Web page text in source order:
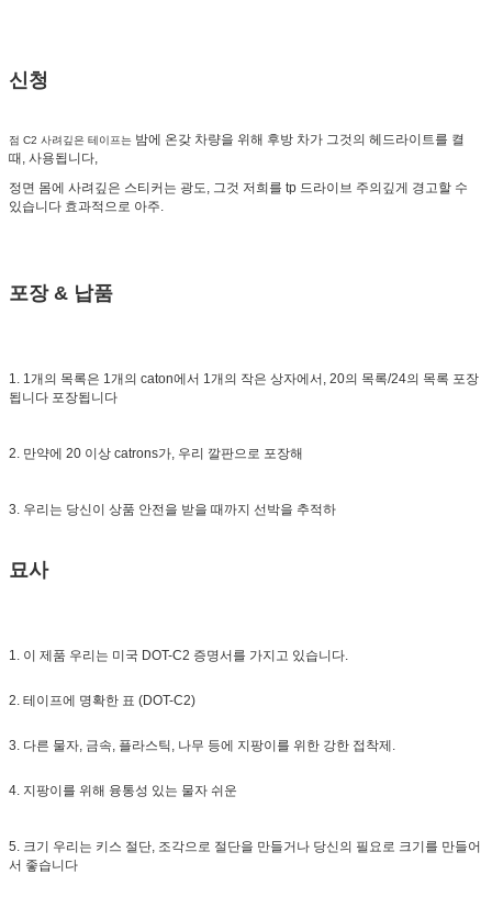
신청
점 C2 사려깊은 테이프는 밤에 온갖 차량을 위해 후방 차가 그것의 헤드라이트를 켤
때, 사용됩니다,
정면 몸에 사려깊은 스티커는 광도, 그것 저희를 tp 드라이브 주의깊게 경고할 수
있습니다 효과적으로 아주.
포장 & 납품
1. 1개의 목록은 1개의 caton에서 1개의 작은 상자에서, 20의 목록/24의 목록 포장
됩니다 포장됩니다
2. 만약에 20 이상 catrons가, 우리 깔판으로 포장해
3. 우리는 당신이 상품 안전을 받을 때까지 선박을 추적하
묘사
1. 이 제품 우리는 미국 DOT-C2 증명서를 가지고 있습니다.
2. 테이프에 명확한 표 (DOT-C2)
3. 다른 물자, 금속, 플라스틱, 나무 등에 지팡이를 위한 강한 접착제.
4. 지팡이를 위해 융통성 있는 물자 쉬운
5. 크기 우리는 키스 절단, 조각으로 절단을 만들거나 당신의 필요로 크기를 만들어
서 좋습니다